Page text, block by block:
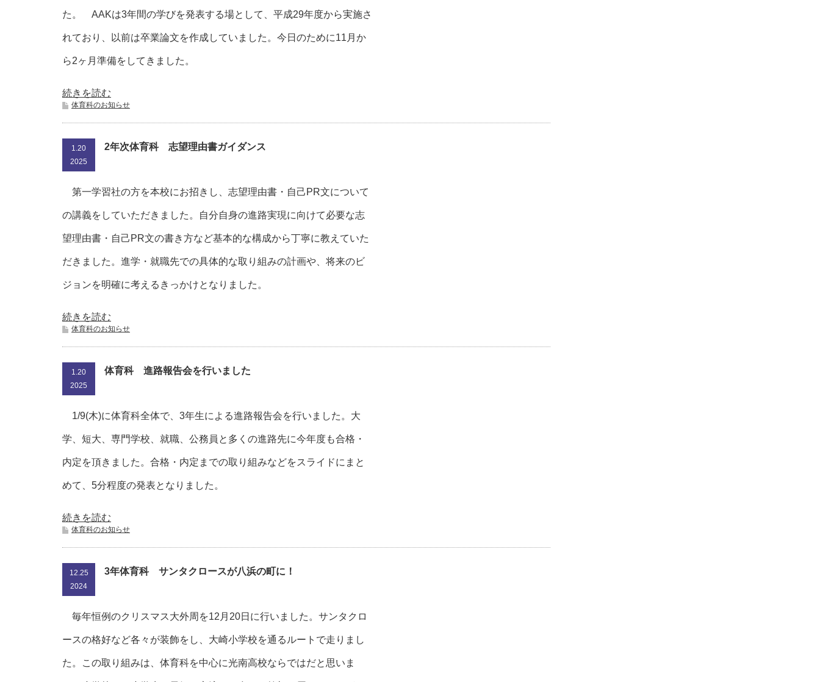
た。 AAKは3年間の学びを発表する場として、平成29年度から実施さ
れており、以前は卒業論文を作成していました。今日のために11月か
ら2ヶ月準備をしてきました。
続きを読む
体育科のお知らせ
1.20
2025
2年次体育科 志望理由書ガイダンス
第一学習社の方を本校にお招きし、志望理由書・自己PR文について
の講義をしていただきました。自分自身の進路実現に向けて必要な志
望理由書・自己PR文の書き方など基本的な構成から丁寧に教えていた
だきました。進学・就職先での具体的な取り組みの計画や、将来のビ
ジョンを明確に考えるきっかけとなりました。
続きを読む
体育科のお知らせ
1.20
2025
体育科 進路報告会を行いました
1/9(木)に体育科全体で、3年生による進路報告会を行いました。大
学、短大、専門学校、就職、公務員と多くの進路先に今年度も合格・
内定を頂きました。合格・内定までの取り組みなどをスライドにまと
めて、5分程度の発表となりました。
続きを読む
体育科のお知らせ
12.25
2024
3年体育科 サンタクロースが八浜の町に！
毎年恒例のクリスマス大外周を12月20日に行いました。サンタクロ
ースの格好など各々が装飾をし、大崎小学校を通るルートで走りまし
た。この取り組みは、体育科を中心に光南高校ならではだと思いま